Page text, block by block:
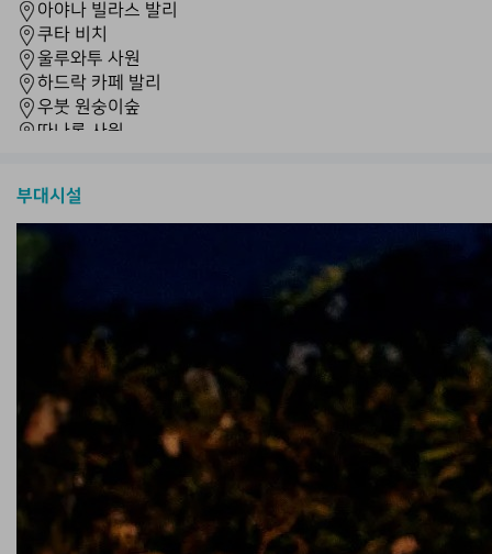
아야나 빌라스 발리
쿠타 비치
울루와투 사원
하드락 카페 발리
우붓 원숭이숲
따나롯 사원
부대시설